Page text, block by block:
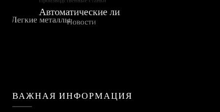
ВАЖНАЯ ИНФОРМАЦИЯ